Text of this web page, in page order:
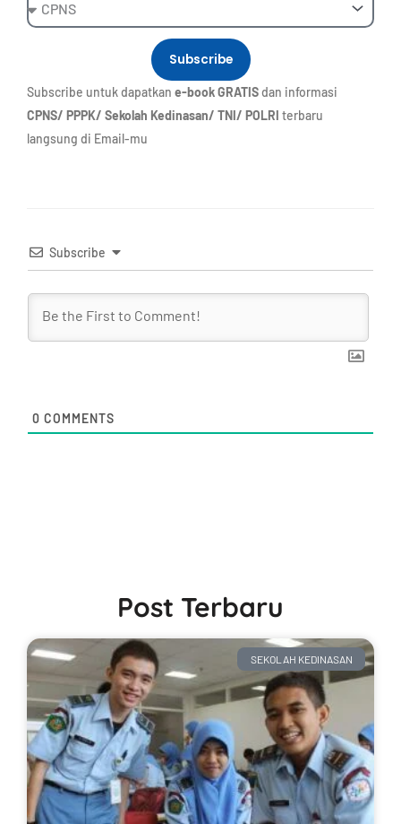
Subscribe
Subscribe untuk dapatkan e-book GRATISdan informasi
CPNS/ PPPK/ Sekolah Kedinasan/ TNI/ POLRI terbaru
langsung di Email-mu
Subscribe
0 COMMENTS
Post Terbaru
SEKOLAH KEDINASAN